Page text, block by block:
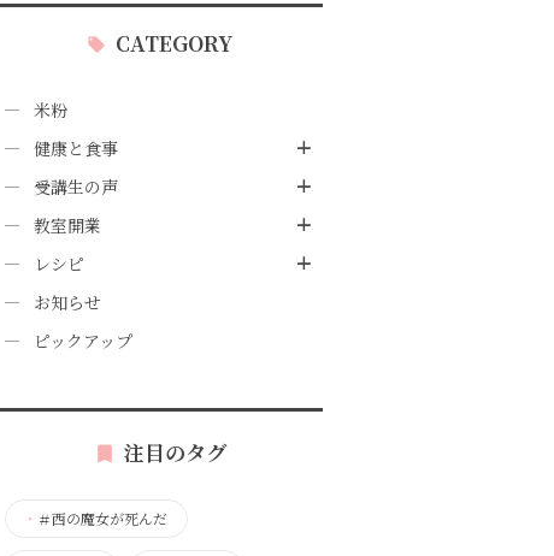
CATEGORY
米粉
健康と食事
受講生の声
教室開業
レシピ
お知らせ
ピックアップ
注目のタグ
・ ＃西の魔女が死んだ